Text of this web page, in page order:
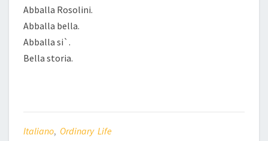
Abballa Rosolini.
Abballa bella.
Abballa si`.
Bella storia.
Italiano, Ordinary Life